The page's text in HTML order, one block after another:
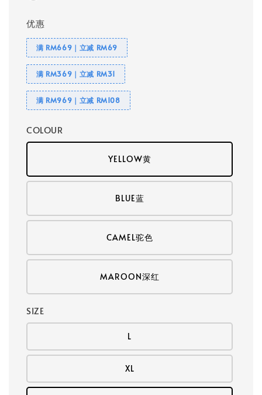
优惠
满 RM669｜立减 RM69
满 RM369｜立减 RM31
满 RM969｜立减 RM108
COLOUR
YELLOW黄
BLUE蓝
CAMEL驼色
MAROON深红
SIZE
L
XL